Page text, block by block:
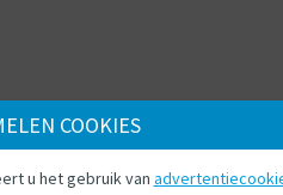
COOKIES
u het gebruik van